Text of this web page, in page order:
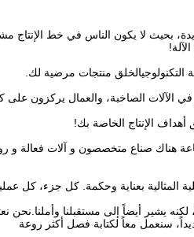
بحيث لا يكون الناس في خط
التكنولوجيالخلق منتجات مرضية لك.
في الآلات الصاخبة، والعمال يركزون
الإنتاج الخاصة بك!
هناك صناع متخصصون و آلات فعالة و
المثالية بعناية وحكمة. كل جزء، كل
يشير أيضاً إلى مستقبلنا وأملنا.نحن
سنعمل معاً لكتابة فصل أكثر روعة